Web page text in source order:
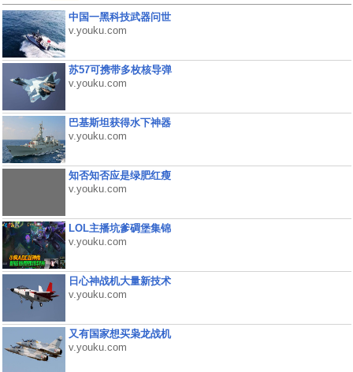
中国一黑科技武器问世
v.youku.com
苏57可携带多枚核导弹
v.youku.com
巴基斯坦获得水下神器
v.youku.com
知否知否应是绿肥红瘦
v.youku.com
LOL主播坑爹碉堡集锦
v.youku.com
日心神战机大量新技术
v.youku.com
又有国家想买枭龙战机
v.youku.com